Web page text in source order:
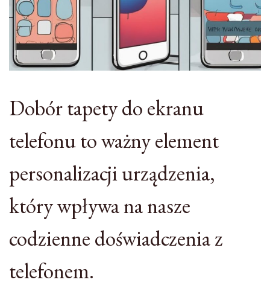
Dobór tapety do ekranu
telefonu to ważny element
personalizacji urządzenia,
który wpływa na nasze
codzienne doświadczenia z
telefonem.